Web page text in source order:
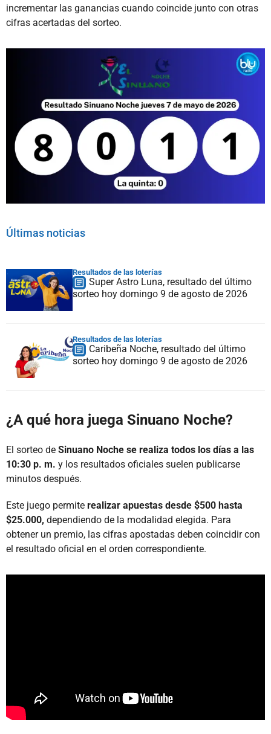
incrementar las ganancias cuando coincide junto con otras
cifras acertadas del sorteo.
Últimas noticias
Resultados de las loterías
Super Astro Luna, resultado del último
sorteo hoy domingo 9 de agosto de 2026
Resultados de las loterías
Caribeña Noche, resultado del último
sorteo hoy domingo 9 de agosto de 2026
¿A qué hora juega Sinuano Noche?
El sorteo de Sinuano Noche se realiza todos los días a las
10:30 p. m. y los resultados oficiales suelen publicarse
minutos después.
Este juego permite realizar apuestas desde $500 hasta
$25.000, dependiendo de la modalidad elegida. Para
obtener un premio, las cifras apostadas deben coincidir con
el resultado oficial en el orden correspondiente.